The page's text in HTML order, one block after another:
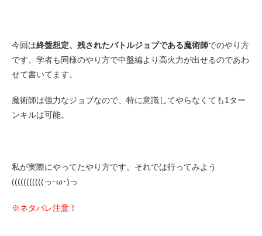
今回は終盤想定、残されたバトルジョブである魔術師でのやり方
です。学者も同様のやり方で中盤編より高火力が出せるのであわ
せて書いてます。
魔術師は強力なジョブなので、特に意識してやらなくても1ター
ンキルは可能。
私が実際にやってたやり方です。それでは行ってみよう
(((((((((((っ･ω･)っ
※ネタバレ注意！